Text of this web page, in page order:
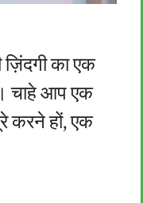
का एक
चाहे आप एक
करने हों, एक